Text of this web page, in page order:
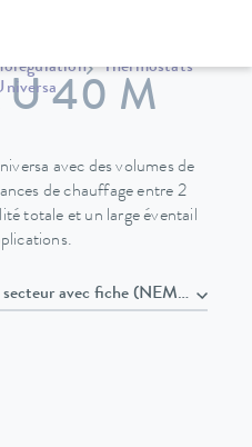
Thermostats
U 40 M
avec des volumes de
de chauffage entre 2
totale et un large éventail
50/60 Hz , Câble secteur avec fiche (NEMA 6-20P)